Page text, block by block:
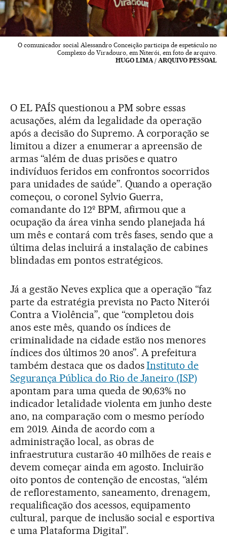
O comunicador social Alessandro Conceição participa de espetáculo no
Complexo do Viradouro, em Niterói, em foto de arquivo.
HUGO LIMA / ARQUIVO PESSOAL
O EL PAÍS questionou a PM sobre essas
acusações, além da legalidade da operação
após a decisão do Supremo. A corporação se
limitou a dizer a enumerar a apreensão de
armas “além de duas prisões e quatro
indivíduos feridos em confrontos socorridos
para unidades de saúde”. Quando a operação
começou, o coronel Sylvio Guerra,
comandante do 12º BPM, afirmou que a
ocupação da área vinha sendo planejada há
um mês e contará com três fases, sendo que a
última delas incluirá a instalação de cabines
blindadas em pontos estratégicos.
Já a gestão Neves explica que a operação “faz
parte da estratégia prevista no Pacto Niterói
Contra a Violência”, que “completou dois
anos este mês, quando os índices de
criminalidade na cidade estão nos menores
índices dos últimos 20 anos”. A prefeitura
também destaca que os dadosInstituto de
Segurança Pública do Rio de Janeiro (ISP)
apontam para uma queda de 90,63% no
indicador letalidade violenta em junho deste
ano, na comparação com o mesmo período
em 2019. Ainda de acordo com a
administração local, as obras de
infraestrutura custarão 40 milhões de reais e
devem começar ainda em agosto. Incluirão
oito pontos de contenção de encostas, “além
de reflorestamento, saneamento, drenagem,
requalificação dos acessos, equipamento
cultural, parque de inclusão social e esportiva
e uma Plataforma Digital”.